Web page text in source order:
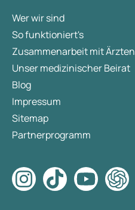
Wer wir sind
So funktioniert's
Zusammenarbeit mit Ärzten
Unser medizinischer Beirat
Blog
Impressum
Sitemap
Partnerprogramm